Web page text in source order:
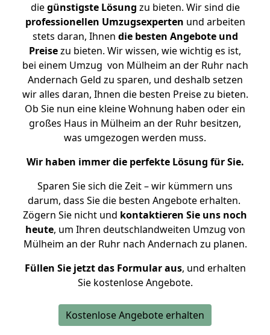
diegünstigste Lösung zu bieten. Wir sind die
professionellen Umzugsexperten und arbeiten
stets daran, Ihnen die besten Angebote und
Preisezu bieten. Wir wissen, wie wichtig es ist,
bei einem Umzug von Mülheim an der Ruhr nach
Andernach Geld zu sparen, und deshalb setzen
wir alles daran, Ihnen die besten Preise zu bieten.
Ob Sie nun eine kleine Wohnung haben oder ein
großes Haus in Mülheim an der Ruhr besitzen,
was umgezogen werden muss.
Wir haben immer die perfekte Lösung für Sie.
Sparen Sie sich die Zeit – wir kümmern uns
darum, dass Sie die besten Angebote erhalten.
Zögern Sie nicht und kontaktieren Sie uns noch
heute, um Ihren deutschlandweiten Umzug von
Mülheim an der Ruhr nach Andernach zu planen.
Füllen Sie jetzt das Formular aus, und erhalten
Sie kostenlose Angebote.
Kostenlose Angebote erhalten